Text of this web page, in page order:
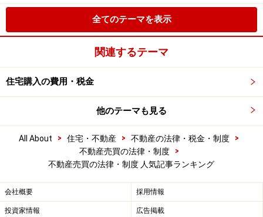
全てのテーマを表示
関連するテーマ
住宅購入の費用・税金
他のテーマも見る
All About > 住宅・不動産 > 不動産の法律・税金・制度
>
不動産売買の法律・制度
>
不動産売買の法律・制度 人気記事ランキング
会社概要 採用情報
投資家情報 広告掲載